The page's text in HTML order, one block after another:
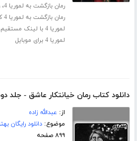
رمان بازگشت به لموریا 4 ،
رمان بازگشت به لموریا 4 کامل
لموریا 4 با لینک مستقیم
لموریا 4 برای موبایل
دانلود کتاب رمان خیانتکار عاشق - جلد
از: عبدالله زاده
موضوع:دانلود رایگان
۸۹۹ صفحه